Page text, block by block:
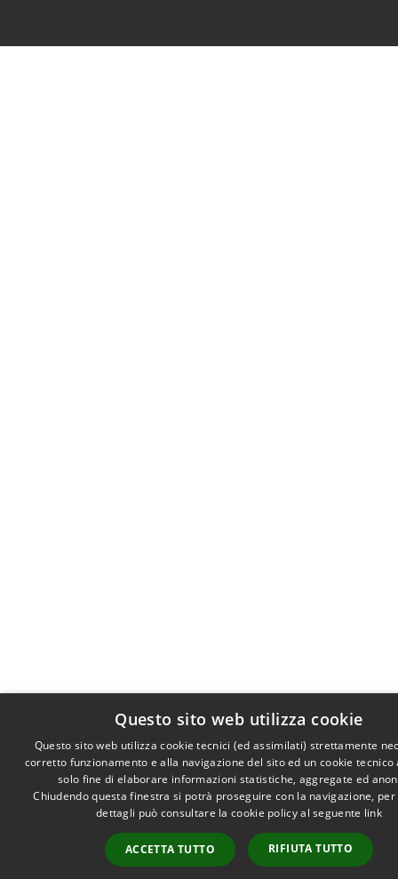
Questo sito web utilizza cookie
Questo sito web utilizza cookie tecnici (ed assimilati) strettamente
corretto funzionamento e alla navigazione del sito ed un cookie tecnico
solo fine di elaborare informazioni statistiche, aggregate ed
Chiudendo questa finestra si potrà proseguire con la navigazione,
dettagli può consultare la cookie policy al seguente link
ACCETTA TUTTO RIFIUTA TUTTO